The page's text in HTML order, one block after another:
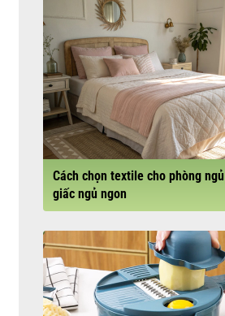
Cách chọn textile cho phòng
giấc ngủ ngon